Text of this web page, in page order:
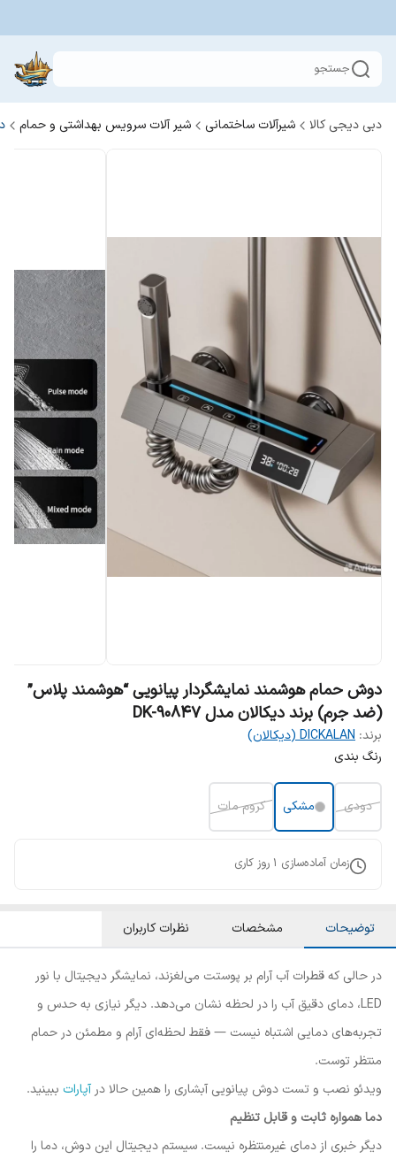
جستجو
دبی دیجی کالا شیرآلات ساختمانی شیر آلات سرویس بهداشتی و حمام
دوش حمام هوشمند نمایشگردار پیانویی “هوشمند پلاس”
(ضد جرم) برند دیکالان مدل DK-90847
برند: DICKALAN (دیکالان)
رنگ بندی
دودی مشکی کروم مات
زمان آماده‌سازی 1 روز کاری
توضیحات مشخصات نظرات کاربران
در حالی که قطرات آب آرام بر پوستت می‌لغزند، نمایشگر دیجیتال با نور
LED، دمای دقیق آب را در لحظه نشان می‌دهد. دیگر نیازی به حدس و
تجربه‌های دمایی اشتباه نیست — فقط لحظه‌ای آرام و مطمئن در حمام
منتظر توست.
ویدئو نصب و تست دوش پیانویی آبشاری را همین حالا درآپارات ببینید.
دما همواره ثابت و قابل تنظیم
دیگر خبری از دمای غیرمنتظره نیست. سیستم دیجیتال این دوش، دما را